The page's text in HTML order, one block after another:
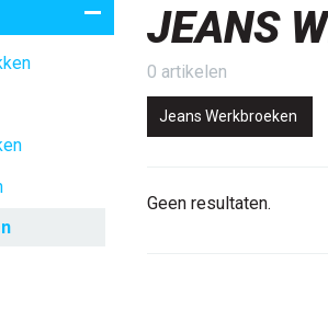
JEANS
0 artikelen
Jeans Werkbroeken
Geen resultaten.